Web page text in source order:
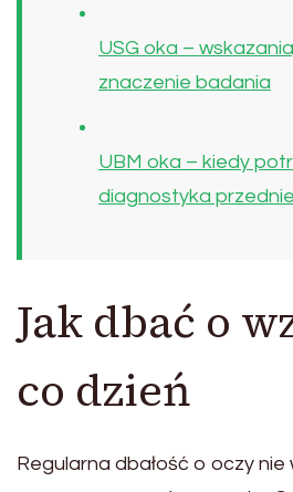
USG oka –
znaczenie badania
UBM oka – kiedy
diagnostyka
Jak dbać o
co dzień
Regularna dbałość o oczy nie